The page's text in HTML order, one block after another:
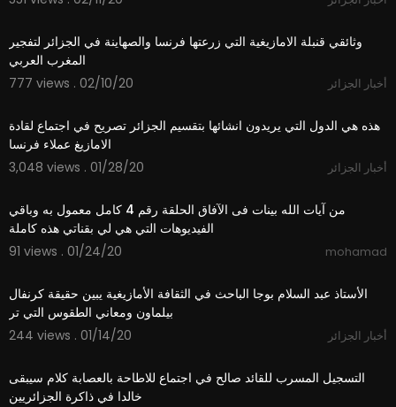
وثائقي قنبلة الامازيغية التي زرعتها فرنسا والصهاينة في الجزائر لتفجير
المغرب العربي
777 views . 02/10/20
أخبار الجزائر
هذه هي الدول التي يريدون انشائها بتقسيم الجزائر تصريح في اجتماع لقادة
الامازيغ عملاء فرنسا
3,048 views . 01/28/20
أخبار الجزائر
من آيات الله بينات فى الآفاق الحلقة رقم 4 كامل معمول به وباقي
الفيديوهات التي هي لي بقناتي هذه كاملة
91 views . 01/24/20
mohamad
الأستاذ عبد السلام بوجا الباحث في الثقافة الأمازيغية يبين حقيقة كرنفال
بيلماون ومعاني الطقوس التي تر
244 views . 01/14/20
أخبار الجزائر
التسجيل المسرب للقائد صالح في اجتماع للاطاحة بالعصابة كلام سيبقى
خالدا في ذاكرة الجزائريين